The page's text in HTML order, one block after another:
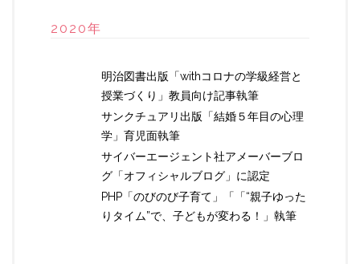
2020年
明治図書出版「withコロナの学級経営と
授業づくり」教員向け記事執筆
サンクチュアリ出版「結婚５年目の心理
学」育児面執筆
サイバーエージェント社アメーバーブロ
グ「オフィシャルブログ」に認定
PHP「のびのび子育て」「「“親子ゆった
りタイム”で、子どもが変わる！」執筆